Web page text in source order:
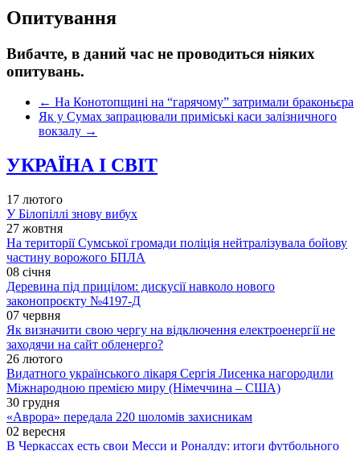
Опитування
Вибачте, в даний час не проводиться ніяких
опитувань.
← На Конотопщині на “гарячому” затримали браконьєра
Як у Сумах запрацювали приміські каси залізничного
вокзалу →
УКРАЇНА І СВІТ
17 лютого
У Білопіллі знову вибух
27 жовтня
На території Сумської громади поліція нейтралізувала бойову
частину ворожого БПЛА
08 січня
Деревина під прицілом: дискусії навколо нового
законопроєкту №4197-Д
07 червня
Як визначити свою чергу на відключення електроенергії не
заходячи на сайт обленерго?
26 лютого
Видатного українського лікаря Сергія Лисенка нагородили
Міжнародною премією миру (Німеччина – США)
30 грудня
«Аврора» передала 220 шоломів захисникам
02 вересня
В Черкассах есть свои Месси и Роналду: итоги футбольного